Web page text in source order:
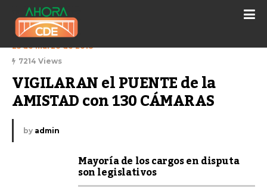
25 de marzo de 2018
7214 Views
VIGILARAN el PUENTE de la
AMISTAD con 130 CÁMARAS
by admin
Mayoría de los cargos en disputa
son legislativos